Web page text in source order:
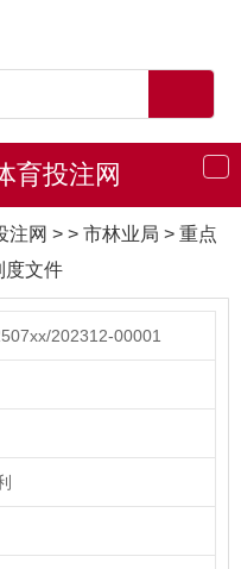
导
航
育投注网
注网 > > 市林业局 > 重点
度文件
202312-00001